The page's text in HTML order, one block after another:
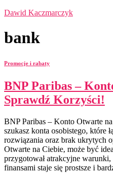
Dawid Kaczmarczyk
bank
Promocje i rabaty
BNP Paribas –
Sprawdź Korzyści!
BNP Paribas – Konto Otwarte
szukasz konta osobistego, które
rozwiązania oraz brak ukrytych
Otwarte na Ciebie, może być
przygotował atrakcyjne
finansami staje się prostsze i